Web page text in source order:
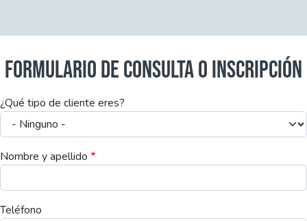
FORMULARIO DE CONSULTA O INSCRIPCIÓN
¿Qué tipo de cliente eres?
Nombre y apellido
Teléfono